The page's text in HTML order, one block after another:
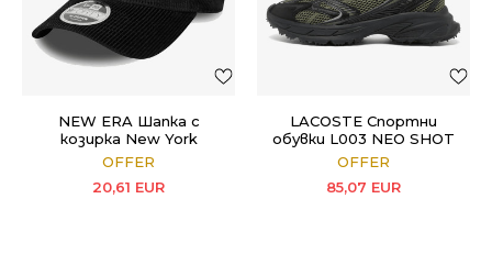
NEW ERA Шапка с
козирка New York
Yankees MLB Cord Black
OFFER
20,61 EUR
LACOSTE Спортни
обувки L003 NEO SHOT
225 6 SMA
OFFER
85,07 EUR